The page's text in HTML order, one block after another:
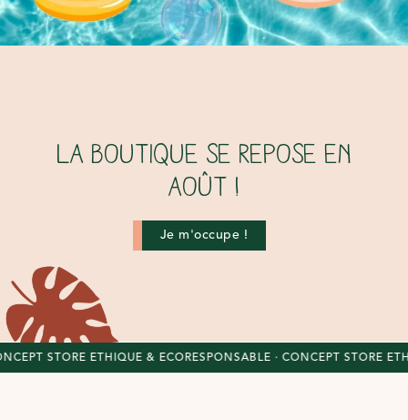
La boutique se repose en
août !
Je m'occupe !
STORE ÉTHIQUE & ÉCORESPONSABLE· CONCEPT STORE